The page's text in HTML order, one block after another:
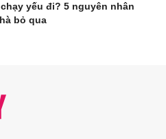
yếu đi? 5 nguyên nhân
bỏ qua